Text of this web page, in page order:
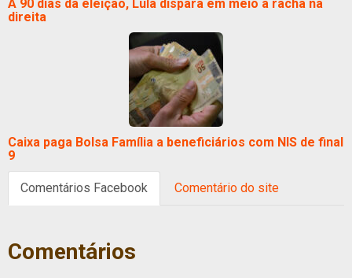
A 90 dias da eleição, Lula dispara em meio a racha na
direita
Caixa paga Bolsa Família a beneficiários com NIS de final
9
Comentários Facebook Comentário do site
Comentários